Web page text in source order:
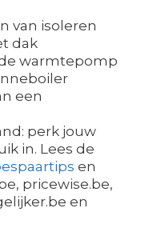
van isoleren
dak
warmtepomp
een
perk jouw
in. Lees de
en
pricewise.be,
en